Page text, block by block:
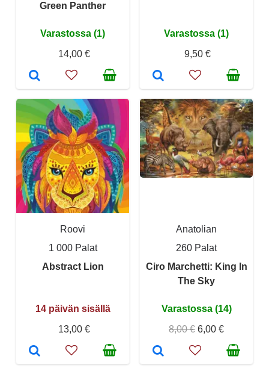
Green Panther
Varastossa (1)
14,00 €
Varastossa (1)
9,50 €
Roovi
1 000 Palat
Abstract Lion
14 päivän sisällä
13,00 €
Anatolian
260 Palat
Ciro Marchetti: King In
The Sky
Varastossa (14)
8,00 € 6,00 €